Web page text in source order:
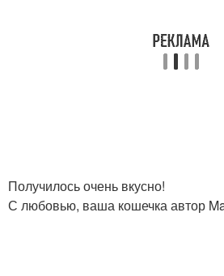
Получилось очень вкусно!
С любовью, ваша кошечка автор